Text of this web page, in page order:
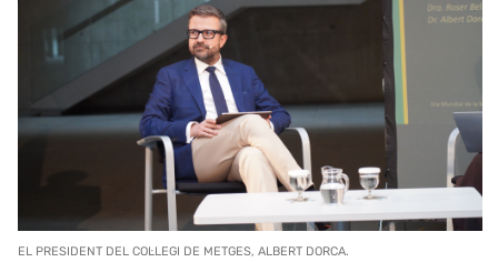
EL PRESIDENT DEL COL·LEGI DE METGES, ALBERT DORCA.